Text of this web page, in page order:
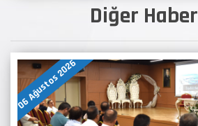
Diğer
06 Ağustos 2026